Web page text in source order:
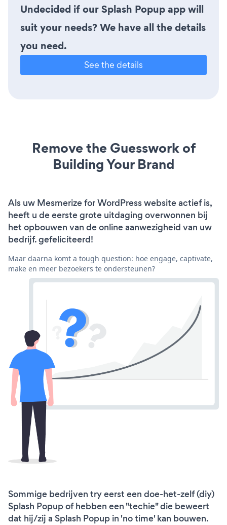
Undecided if our Splash Popup app will
suit your needs? We have all the details
you need.
See the details
Remove the Guesswork of
Building Your Brand
Als uw Mesmerize for WordPress website actief is,
heeft u de eerste grote uitdaging overwonnen bij
het opbouwen van de online aanwezigheid van uw
bedrijf. gefeliciteerd!
Maar daarna komt a tough question: hoe engage, captivate,
make en meer bezoekers te ondersteunen?
Sommige bedrijven try eerst een doe-het-zelf (diy)
Splash Popup of hebben een "techie" die beweert
dat hij/zij a Splash Popup in 'no time' kan bouwen.